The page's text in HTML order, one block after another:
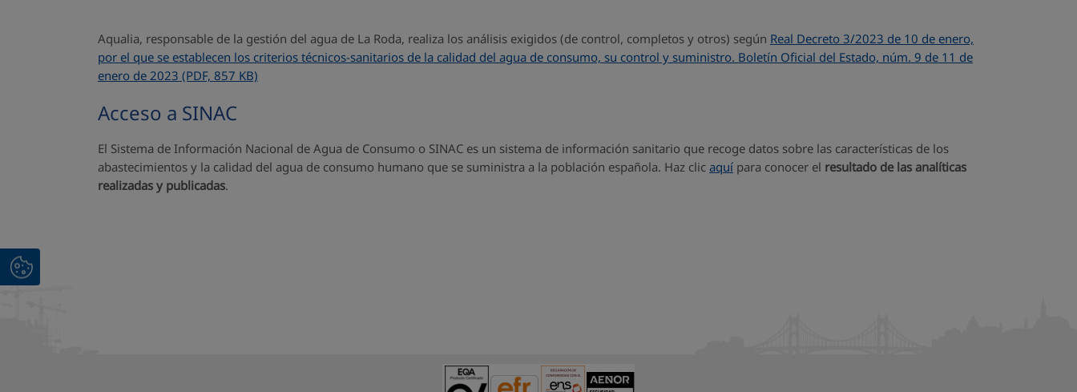
Aqualia, responsable de la gestión del agua de La Roda, realiza los análisis exigidos (de control, completos y otros) según Real Decreto 3/2023 de 10 de enero,
por el que se establecen los criterios técnicos-sanitarios de la calidad del agua de consumo, su control y suministro. Boletín Oficial del Estado, núm. 9 de 11 de
enero de 2023 (PDF, 857 KB)
Acceso a SINAC
El Sistema de Información Nacional de Agua de Consumo o SINAC es un sistema de información sanitario que recoge datos sobre las características de los
abastecimientos y la calidad del agua de consumo humano que se suministra a la población española. Haz clic aquí para conocer el resultado de las analíticas
realizadas y publicadas.